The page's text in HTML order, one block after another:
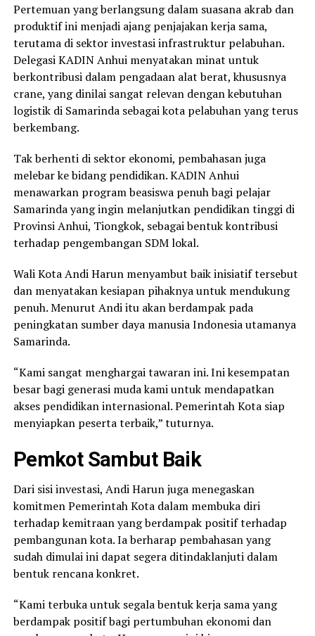
Pertemuan yang berlangsung dalam suasana akrab dan
produktif ini menjadi ajang penjajakan kerja sama,
terutama di sektor investasi infrastruktur pelabuhan.
Delegasi KADIN Anhui menyatakan minat untuk
berkontribusi dalam pengadaan alat berat, khususnya
crane, yang dinilai sangat relevan dengan kebutuhan
logistik di Samarinda sebagai kota pelabuhan yang terus
berkembang.
Tak berhenti di sektor ekonomi, pembahasan juga
melebar ke bidang pendidikan. KADIN Anhui
menawarkan program beasiswa penuh bagi pelajar
Samarinda yang ingin melanjutkan pendidikan tinggi di
Provinsi Anhui, Tiongkok, sebagai bentuk kontribusi
terhadap pengembangan SDM lokal.
Wali Kota Andi Harun menyambut baik inisiatif tersebut
dan menyatakan kesiapan pihaknya untuk mendukung
penuh. Menurut Andi itu akan berdampak pada
peningkatan sumber daya manusia Indonesia utamanya
Samarinda.
“Kami sangat menghargai tawaran ini. Ini kesempatan
besar bagi generasi muda kami untuk mendapatkan
akses pendidikan internasional. Pemerintah Kota siap
menyiapkan peserta terbaik,” tuturnya.
Pemkot Sambut Baik
Dari sisi investasi, Andi Harun juga menegaskan
komitmen Pemerintah Kota dalam membuka diri
terhadap kemitraan yang berdampak positif terhadap
pembangunan kota. Ia berharap pembahasan yang
sudah dimulai ini dapat segera ditindaklanjuti dalam
bentuk rencana konkret.
“Kami terbuka untuk segala bentuk kerja sama yang
berdampak positif bagi pertumbuhan ekonomi dan